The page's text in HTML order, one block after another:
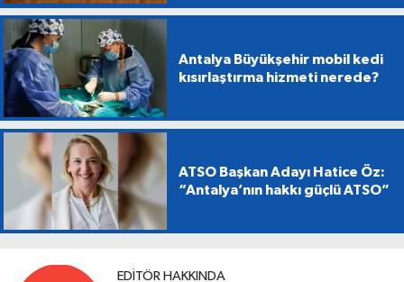
Antalya Büyükşehir mobil kedi
kısırlaştırma hizmeti nerede?
ATSO Başkan Adayı Hatice Öz:
“Antalya’nın hakkı güçlü ATSO”
EDITÖR HAKKINDA